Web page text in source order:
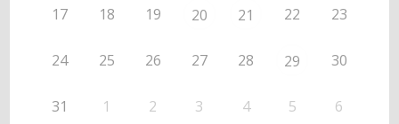
17 18 19 20 21 22 23
24 25 26 27 28 29 30
31 1 2 3 4 5 6